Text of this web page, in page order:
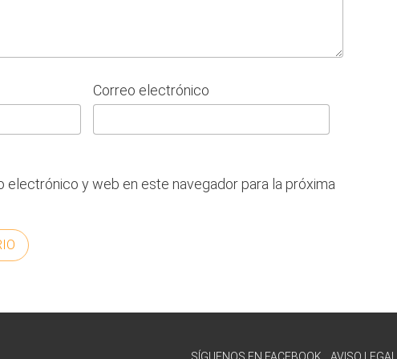
Correo electrónico
electrónico y web en este navegador para la próxima